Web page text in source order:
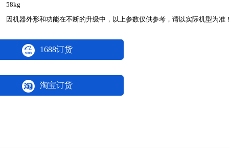
58kg
因机器外形和功能在不断的升级中，以上参数仅供参考，请以实际机型为准！
1688订货
淘宝订货